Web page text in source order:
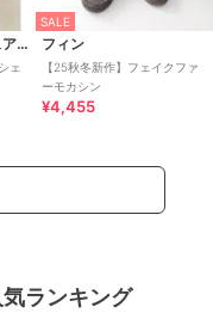
ジル バイ ジル スチュアート
ェ
SALE
フィン
【25秋冬新作】フェイクファ
ーモカシン
¥4,455
ランキング